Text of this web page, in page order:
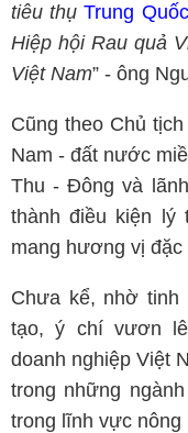
tiêu thụTrung Quốc
Hiệp hội Rau quả
Việt Nam” - ông
Cũng theo Chủ
Nam - đất nước
Thu - Đông và
thành điều kiện lý
mang hương vị đặc
Chưa kể, nhờ tinh
tạo, ý chí vươn
doanh nghiệp Việt
trong những
trong lĩnh vực nông